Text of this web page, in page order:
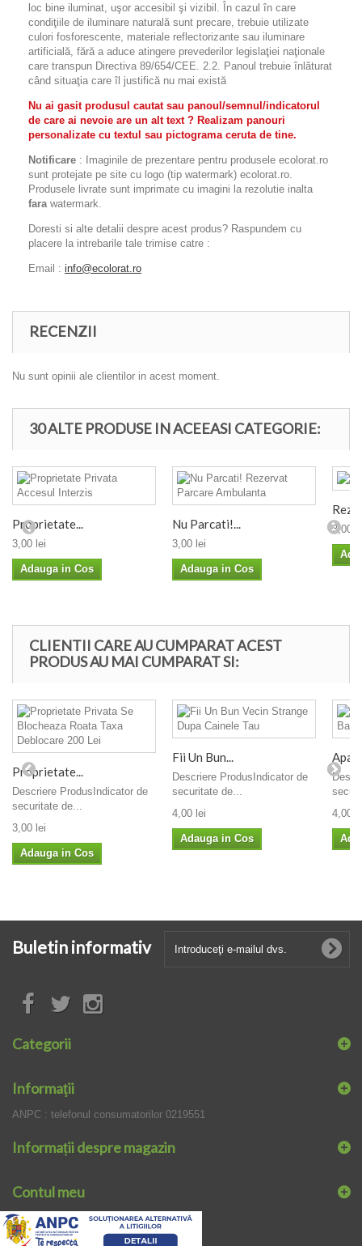
loc bine iluminat, uşor accesibil şi vizibil. În cazul în care
condiţiile de iluminare naturală sunt precare, trebuie utilizate
culori fosforescente, materiale reflectorizante sau iluminare
artificială, fără a aduce atingere prevederilor legislaţiei naţionale
care transpun Directiva 89/654/CEE. 2.2. Panoul trebuie înlăturat
când situaţia care îl justifică nu mai există
Nu ai gasit produsul cautat sau panoul/semnul/indicatorul
de care ai nevoie are un alt text ? Realizam panouri
personalizate cu textul sau pictograma ceruta de tine.
Notificare : Imaginile de prezentare pentru produsele ecolorat.ro
sunt protejate pe site cu logo (tip watermark) ecolorat.ro.
Produsele livrate sunt imprimate cu imagini la rezolutie inalta
fara watermark.
Doresti si alte detalii despre acest produs? Raspundem cu
placere la intrebarile tale trimise catre :
Email : info@ecolorat.ro
RECENZII
Nu sunt opinii ale clientilor in acest moment.
30 ALTE PRODUSE IN ACEEASI CATEGORIE:
Proprietate...
3,00 lei
Adauga in Cos
Nu Parcati!...
3,00 lei
Adauga in Cos
3,00
CLIENTII CARE AU CUMPARAT ACEST
PRODUS AU MAI CUMPARAT SI:
Proprietate...
Descriere ProdusIndicator de
securitate de...
3,00 lei
Adauga in Cos
Fii Un Bun...
Descriere ProdusIndicator de
securitate de...
4,00 lei
Adauga in Cos
Apa
4,00
Buletin informativ
Categorii
Informaţii
ANPC : telefonul consumatorilor 0219551
Informații despre magazin
Contul meu